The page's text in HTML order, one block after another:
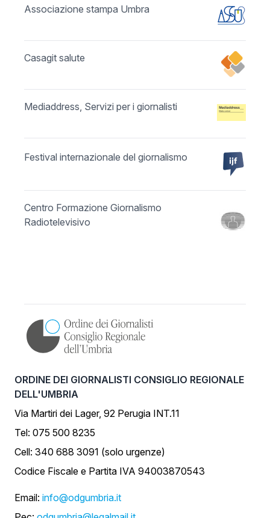
Associazione stampa Umbra
Casagit salute
Mediaddress, Servizi per i giornalisti
Festival internazionale del giornalismo
Centro Formazione Giornalismo
Radiotelevisivo
ORDINE DEI GIORNALISTI CONSIGLIO REGIONALE
DELL'UMBRIA
Via Martiri dei Lager, 92 Perugia INT.11
Tel: 075 500 8235
Cell: 340 688 3091 (solo urgenze)
Codice Fiscale e Partita IVA 94003870543
Email: info@odgumbria.it